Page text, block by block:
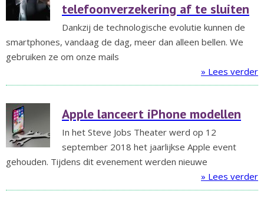
telefoonverzekering af te sluiten
Dankzij de technologische evolutie kunnen de
smartphones, vandaag de dag, meer dan alleen bellen. We
gebruiken ze om onze mails
» Lees verder
Apple lanceert iPhone modellen
In het Steve Jobs Theater werd op 12
september 2018 het jaarlijkse Apple event
gehouden. Tijdens dit evenement werden nieuwe
» Lees verder